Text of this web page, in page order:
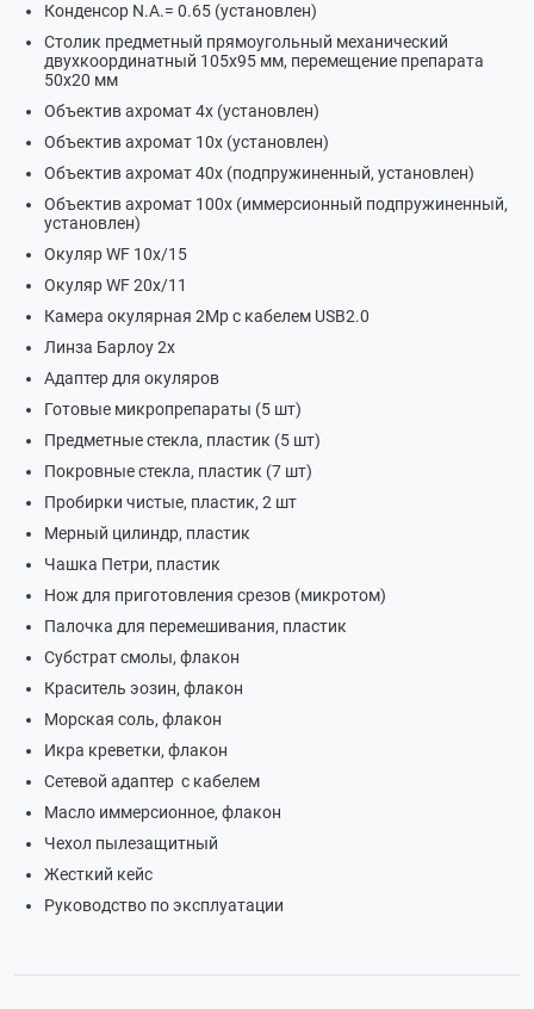
Конденсор N.A.= 0.65 (установлен)
Столик предметный прямоугольный механический
двухкоординатный 105х95 мм, перемещение препарата
50х20 мм
Объектив ахромат 4x (установлен)
Объектив ахромат 10x (установлен)
Объектив ахромат 40x (подпружиненный, установлен)
Объектив ахромат 100х (иммерсионный подпружиненный,
установлен)
Окуляр WF 10х/15
Окуляр WF 20х/11
Камера окулярная 2Мр с кабелем USB2.0
Линза Барлоу 2х
Адаптер для окуляров
Готовые микропрепараты (5 шт)
Предметные стекла, пластик (5 шт)
Покровные стекла, пластик (7 шт)
Пробирки чистые, пластик, 2 шт
Мерный цилиндр, пластик
Чашка Петри, пластик
Нож для приготовления срезов (микротом)
Палочка для перемешивания, пластик
Субстрат смолы, флакон
Краситель эозин, флакон
Морская соль, флакон
Икра креветки, флакон
Сетевой адаптер с кабелем
Масло иммерсионное, флакон
Чехол пылезащитный
Жесткий кейс
Руководство по эксплуатации